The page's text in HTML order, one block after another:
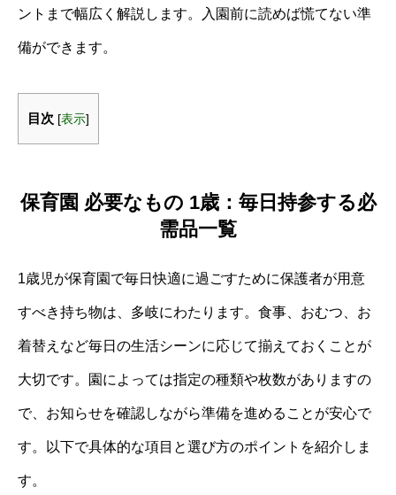
ントまで幅広く解説します。入園前に読めば慌てない準
備ができます。
目次 [表示]
保育園 必要なもの 1歳：毎日持参する必
需品一覧
1歳児が保育園で毎日快適に過ごすために保護者が用意
すべき持ち物は、多岐にわたります。食事、おむつ、お
着替えなど毎日の生活シーンに応じて揃えておくことが
大切です。園によっては指定の種類や枚数がありますの
で、お知らせを確認しながら準備を進めることが安心で
す。以下で具体的な項目と選び方のポイントを紹介しま
す。